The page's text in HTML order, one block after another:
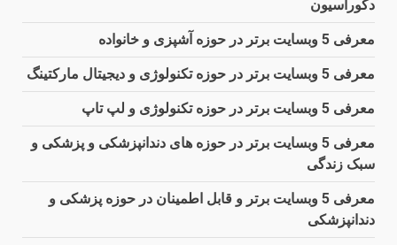
دکوراسیون
معرفی 5 وبسایت برتر در حوزه آشپزی و خانواده
معرفی 5 وبسایت برتر در حوزه تکنولوژی و دیجیتال مارکتینگ
معرفی 5 وبسایت برتر در حوزه تکنولوژی و لپ تاپ
معرفی 5 وبسایت برتر در حوزه های دندانپزشکی و پزشکی و
سبک زندگی
معرفی 5 وبسایت برتر و قابل اطمینان در حوزه پزشکی و
دندانپزشکی